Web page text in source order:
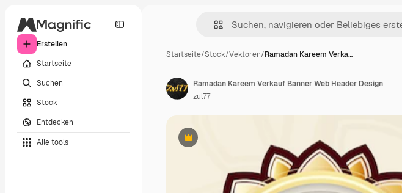
Erstellen
Startseite
Suchen
Stock
Entdecken
Alle tools
Startseite/Stock/Vektoren/Ramadan Kareem Verka…
Premium
Ramadan Kareem Verkauf Banner Web Header Design
zul77